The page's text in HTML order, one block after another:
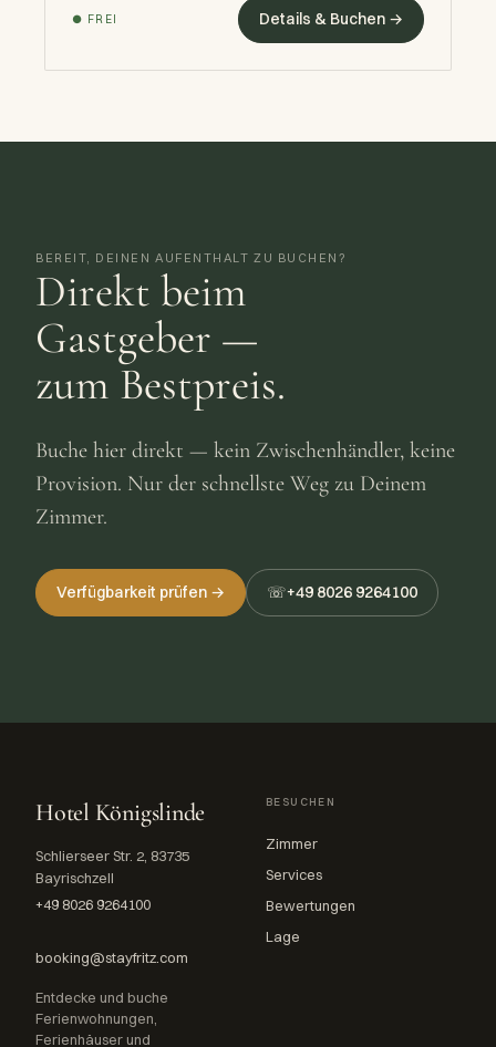
● FREI Details & Buchen →
BEREIT, DEINEN AUFENTHALT ZU BUCHEN?
Direkt beim
Gastgeber —
zum Bestpreis.
Buche hier direkt — kein Zwischenhändler, keine
Provision. Nur der schnellste Weg zu Deinem
Zimmer.
Verfügbarkeit prüfen → ☏+49 8026 9264100
Hotel Königslinde
Schlierseer Str. 2, 83735
Bayrischzell
+49 8026 9264100
booking@stayfritz.com
Entdecke und buche
Ferienwohnungen,
Ferienhäuser und
BESUCHEN
Zimmer
Services
Bewertungen
Lage